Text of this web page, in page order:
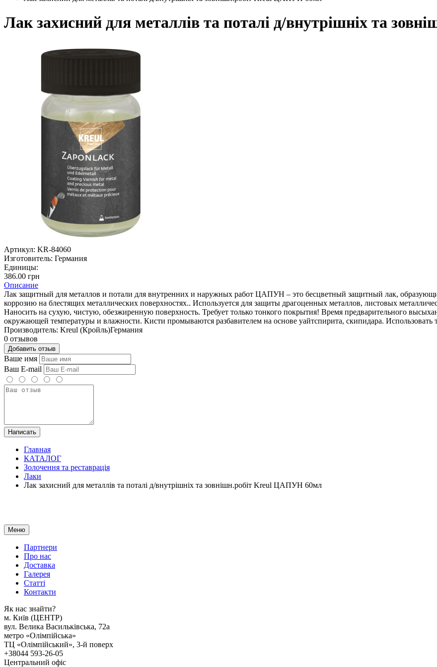
Лак захисний для металлів та поталі д/внутрішніх та
Артикул: KR-84060
Изготовитель: Германия
Единицы:
386.00 грн
Описание
Лак защитный для металлов и потали для внутренних и наружных работ ЦАПУН – это бесцветный защитный лак,
коррозию на блестящих металлических поверхностях.. Используется для защиты драгоценных металлов, листовых
Наносить на сухую, чистую, обезжиренную поверхность. Требует только тонкого покрытия! Время предварительного
окружающей температуры и влажности. Кисти промываются разбавителем на основе уайтспирита, скипидара.
Производитель: Kreul (Кройль)Германия
0 отзывов
Добавить отзыв
Ваше имя
Ваш E-mail
Написать
Главная
КАТАЛОГ
Золочення та реставрація
Лаки
Лак захисний для металлів та поталі д/внутрішніх та зовнішн.робіт Kreul ЦАПУН 60мл
Меню
Партнери
Про нас
Доставка
Галерея
Статтi
Контакти
Як наc знайти?
м. Киïв (ЦЕНТР)
вул. Велика Васильківська, 72а
метро «Олімпійська»
ТЦ «Олімпійський», 3-й поверх
+38044 593-26-05
Центральний офіс